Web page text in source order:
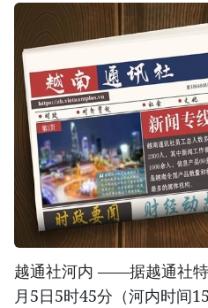
越通社河内 ——据越通社
月5日5时45分（河内时间